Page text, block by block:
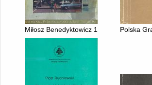
Miłosz Benedyktowicz 1945 - 1992Polska